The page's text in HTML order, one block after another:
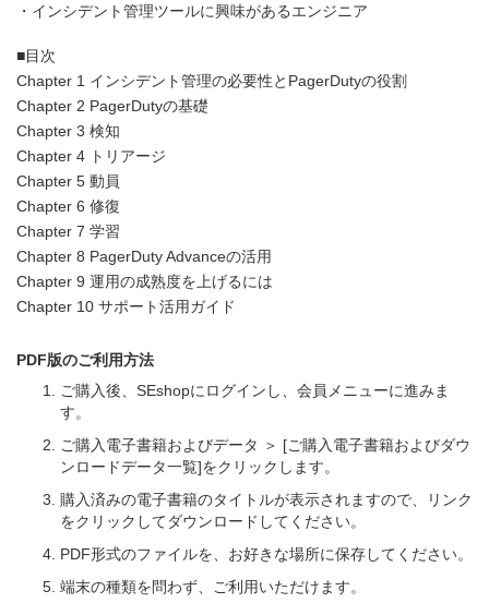
・インシデント管理ツールに興味があるエンジニア
■目次
Chapter 1 インシデント管理の必要性とPagerDutyの役割
Chapter 2 PagerDutyの基礎
Chapter 3 検知
Chapter 4 トリアージ
Chapter 5 動員
Chapter 6 修復
Chapter 7 学習
Chapter 8 PagerDuty Advanceの活用
Chapter 9 運用の成熟度を上げるには
Chapter 10 サポート活用ガイド
PDF版のご利用方法
ご購入後、SEshopにログインし、会員メニューに進みま
す。
ご購入電子書籍およびデータ ＞ [ご購入電子書籍およびダウ
ンロードデータ一覧]をクリックします。
購入済みの電子書籍のタイトルが表示されますので、リンク
をクリックしてダウンロードしてください。
PDF形式のファイルを、お好きな場所に保存してください。
端末の種類を問わず、ご利用いただけます。